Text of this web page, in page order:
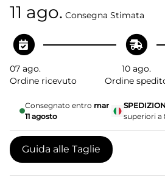
11 ago. Consegna Stimata
07 ago.
Ordine ricevuto
10 ago.
Ordine
Consegnato entro mar
11 agosto
superiori a
Guida alle Taglie